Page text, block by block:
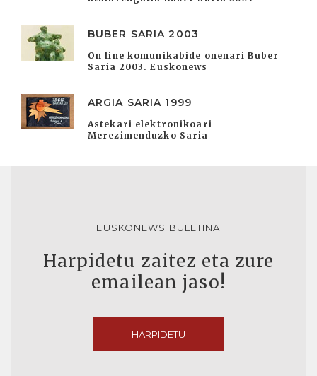
BUBER SARIA 2003
On line komunikabide onenari Buber
Saria 2003. Euskonews
ARGIA SARIA 1999
Astekari elektronikoari
Merezimenduzko Saria
EUSKONEWS BULETINA
Harpidetu zaitez eta zure
emailean jaso!
HARPIDETU